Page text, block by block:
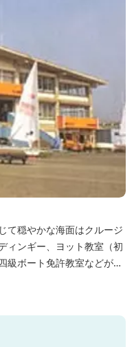
て穏やかな海面はクルージ
ィンギー、ヨット教室（初
級ボート免許教室などが開
す。